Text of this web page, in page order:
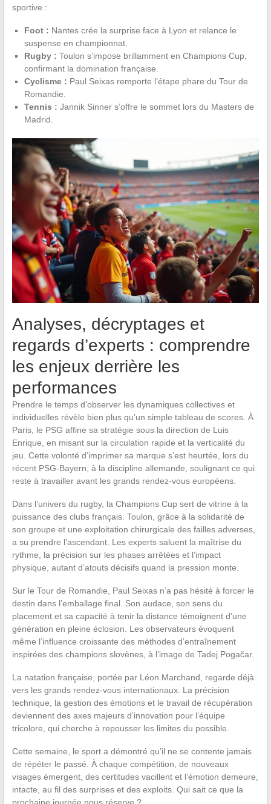
sportive :
Foot : Nantes crée la surprise face à Lyon et relance le
suspense en championnat.
Rugby : Toulon s’impose brillamment en Champions Cup,
confirmant la domination française.
Cyclisme : Paul Seixas remporte l’étape phare du Tour de
Romandie.
Tennis : Jannik Sinner s’offre le sommet lors du Masters de
Madrid.
Analyses, décryptages et
regards d’experts : comprendre
les enjeux derrière les
performances
Prendre le temps d’observer les dynamiques collectives et
individuelles révèle bien plus qu’un simple tableau de scores. À
Paris, le PSG affine sa stratégie sous la direction de Luis
Enrique, en misant sur la circulation rapide et la verticalité du
jeu. Cette volonté d’imprimer sa marque s’est heurtée, lors du
récent PSG-Bayern, à la discipline allemande, soulignant ce qui
reste à travailler avant les grands rendez-vous européens.
Dans l’univers du rugby, la Champions Cup sert de vitrine à la
puissance des clubs français. Toulon, grâce à la solidarité de
son groupe et une exploitation chirurgicale des failles adverses,
a su prendre l’ascendant. Les experts saluent la maîtrise du
rythme, la précision sur les phases arrêtées et l’impact
physique, autant d’atouts décisifs quand la pression monte.
Sur le Tour de Romandie, Paul Seixas n’a pas hésité à forcer le
destin dans l’emballage final. Son audace, son sens du
placement et sa capacité à tenir la distance témoignent d’une
génération en pleine éclosion. Les observateurs évoquent
même l’influence croissante des méthodes d’entraînement
inspirées des champions slovènes, à l’image de Tadej Pogačar.
La natation française, portée par Léon Marchand, regarde déjà
vers les grands rendez-vous internationaux. La précision
technique, la gestion des émotions et le travail de récupération
deviennent des axes majeurs d’innovation pour l’équipe
tricolore, qui cherche à repousser les limites du possible.
Cette semaine, le sport a démontré qu’il ne se contente jamais
de répéter le passé. À chaque compétition, de nouveaux
visages émergent, des certitudes vacillent et l’émotion demeure,
intacte, au fil des surprises et des exploits. Qui sait ce que la